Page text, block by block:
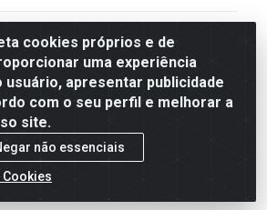
cookies próprios e de
uma experiência
usuário, apresentar publicidade
com o seu perfil e melhorar a
site.
não essenciais
- Rua do Matoso, 132 - Praça da
RJ - CEP 20.270-135 - CNPJ
12.324.723/0001-25
de promoções, descontos, preços e
e entrega expostos aqui são
compras via internet. Preços e
a alterações sem aviso prévio.